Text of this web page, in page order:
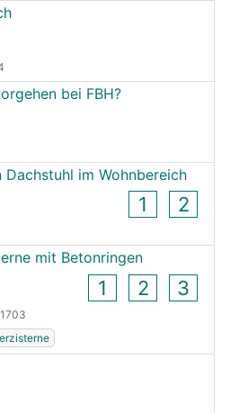
bei FBH?
im Wohnbereich
1 2
mit Betonringen
1 2 3